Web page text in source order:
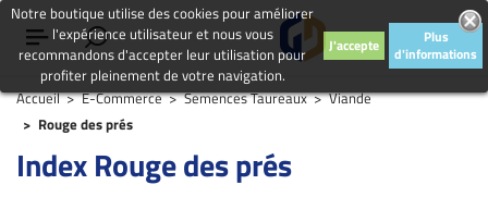
Accueil E-Commerce Semences Taureaux
Viande
Rouge des prés
Index Rouge des prés
Notre boutique utilise des cookies pour améliorer
l'expérience utilisateur et nous vous
recommandons d'accepter leur utilisation pour
profiter pleinement de votre navigation.
J'accepte
Plus
d'informations